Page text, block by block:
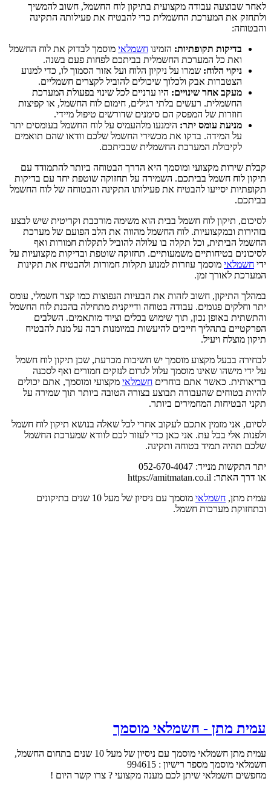
לאחר שבוצעה עבודה מקצועית בתיקון לוח החשמל, חשוב להמשיך
ולתחזק את המערכת החשמלית כדי להבטיח את פעילותה התקינה
והבטוחה:
בדיקות תקופתיות: הזמינו חשמלאי מוסמך לבדוק את לוח החשמל
ואת כל המערכת החשמלית בביתכם לפחות פעם בשנה.
ניקוי הלוח: שמרו על ניקיון הלוח ועל אזור הסמוך לו, כדי למנוע
הצטברות אבק ולכלוך שיכולים להוביל לקצרים חשמליים.
מעקב אחר שינויים: היו ערניים לכל שינוי בפעולת המערכת
החשמלית. רעשים בלתי רגילים, חימום לוח החשמל, או קפיצות
חוזרות של המפסק הם סימנים שדורשים טיפול מיידי.
מניעת עומס יתר: הימנעו מלהעמיס על לוח החשמל בעומסים יתר
על המידה. בדקו את מכשירי החשמל שלכם וודאו שהם תואמים
לקיבולת המערכת החשמלית שבביתכם.
קבלת שירות מקצועי ומוסמך היא הדרך הבטוחה ביותר להתמודד עם
תיקון לוח חשמל בביתכם. השמירה על תחזוקה שוטפת יחד עם בדיקות
תקופתיות יסייעו להבטיח את פעילותו התקינה והבטוחה של לוח החשמל
בביתכם.
לסיכום, תיקון לוח חשמל בבית הוא משימה מורכבת וקריטית שיש לבצע
בזהירות ובמקצועיות. לוח החשמל מהווה את הלב הפועם של מערכת
החשמל הביתית, וכל תקלה בו עלולה להוביל לתקלות חמורות ואף
לסיכונים בטיחותיים משמעותיים. תחזוקה שוטפת ובדיקות מקצועיות על
ידי חשמלאי מוסמך עוזרות למנוע תקלות חמורות ולהבטיח את תקינות
המערכת לאורך זמן.
במהלך התיקון, חשוב לזהות את הבעיות הנפוצות כמו קצר חשמלי, עומס
יתר וחלקים פגומים. עבודה בטוחה ודייקנית מתחילה בהכנת לוח החשמל
והתשתית באופן נכון, תוך שימוש בכלים וציוד מותאמים. השלבים
הפרקטיים בתהליך חייבים להיעשות במיומנות רבה על מנת להבטיח
תיקון מוצלח ויעיל.
לבחירה בבעל מקצוע מוסמך יש חשיבות מכרעת, שכן תיקון לוח חשמל
על ידי מישהו שאינו מוסמך עלול לגרום לנזקים חמורים ואף לסכנה
בריאותית. כאשר אתם בוחרים חשמלאי מקצועי ומוסמך, אתם יכולים
להיות בטוחים שהעבודה תבוצע בצורה הטובה ביותר תוך שמירה על
תקני הבטיחות המחמירים ביותר.
לסיום, אני מזמין אתכם לעקוב אחרי לכל שאלה בנושא תיקון לוח חשמל
ולפנות אלי בכל עת. אני כאן כדי לעזור לכם לוודא שמערכת החשמל
שלכם תהיה תמיד בטוחה ותקינה.
יתר התקשות מנייד: 052-670-4047
או דרך האתר: https://amitmatan.co.il
עמית מתן, חשמלאי
מוסמך עם ניסיון של מעל 10 שנים בתיקונים
ובתחזוקת מערכות חשמל.
עמית מתן - חשמלאי מוסמך
עמית מתן חשמלאי מוסמך עם ניסיון של מעל 10 שנים בתחום החשמל,
חשמלאי מוסמך מספר רישיון : 994615
מחפשים חשמלאי שיתן לכם מענה מקצועי ? צרו קשר היום !